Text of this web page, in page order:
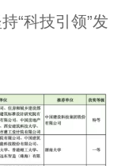
“科技引领”发